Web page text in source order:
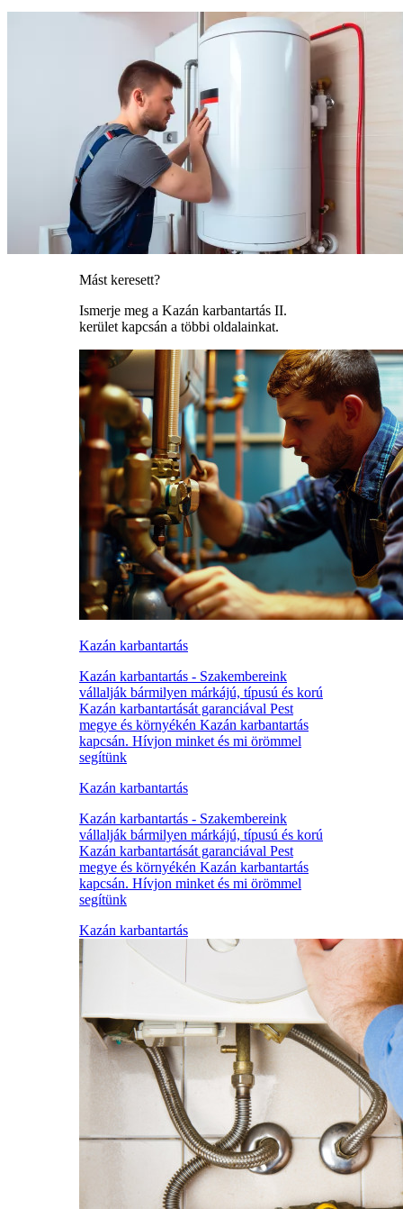
Mást keresett?
Ismerje meg a Kazán karbantartás II.
kerület kapcsán a többi oldalainkat.
Kazán karbantartás
Kazán karbantartás - Szakembereink
vállalják bármilyen márkájú, típusú és korú
Kazán karbantartását garanciával Pest
megye és környékén Kazán karbantartás
kapcsán. Hívjon minket és mi örömmel
segítünk
Kazán karbantartás
Kazán karbantartás - Szakembereink
vállalják bármilyen márkájú, típusú és korú
Kazán karbantartását garanciával Pest
megye és környékén Kazán karbantartás
kapcsán. Hívjon minket és mi örömmel
segítünk
Kazán karbantartás